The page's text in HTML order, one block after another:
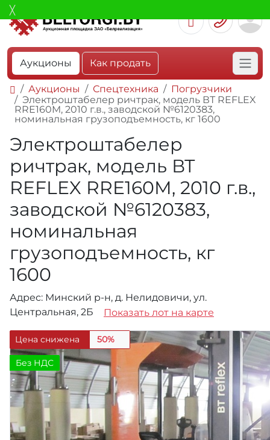
Аукционы Как продать
Аукционы Спецтехника
Погрузчики
Электроштабелер ричтрак, модель ВТ REFLEX
RRE160M, 2010 г.в., заводской №6120383,
номинальная грузоподъемность, кг 1600
Электроштабелер
ричтрак, модель ВТ
REFLEX RRE160M, 2010 г.в.,
заводской №6120383,
номинальная
грузоподъемность, кг
1600
Адрес: Минский р-н, д. Нелидовичи, ул.
Центральная, 2Б
Показать лот на карте
Цена снижена 50%
Без НДС